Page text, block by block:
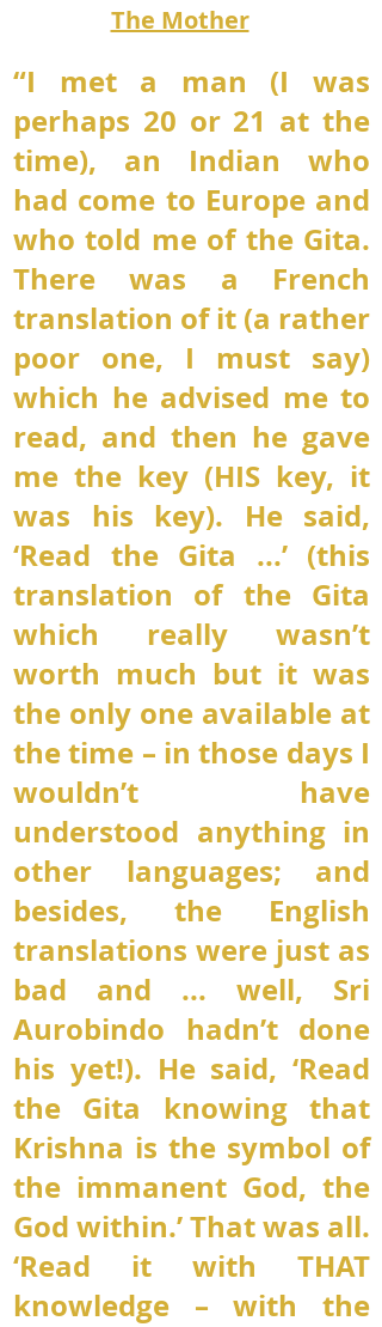
The Mother
“I met a man (I was
perhaps 20 or 21 at the
time), an Indian who
had come to Europe and
who told me of the Gita.
There was a French
translation of it (a rather
poor one, I must say)
which he advised me to
read, and then he gave
me the key (HIS key, it
was his key). He said,
‘Read the Gita ...’ (this
translation of the Gita
which really wasn’t
worth much but it was
the only one available at
the time – in those days I
wouldn’t have
understood anything in
other languages; and
besides, the English
translations were just as
bad and ... well, Sri
Aurobindo hadn’t done
his yet!). He said, ‘Read
the Gita knowing that
Krishna is the symbol of
the immanent God, the
God within.’ That was all.
‘Read it with THAT
knowledge – with the